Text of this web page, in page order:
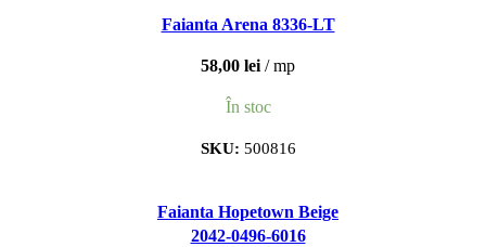
Faianta Arena 8336-LT
58,00 lei mp
În stoc
SKU: 500816
Faianta Hopetown Beige
2042-0496-6016